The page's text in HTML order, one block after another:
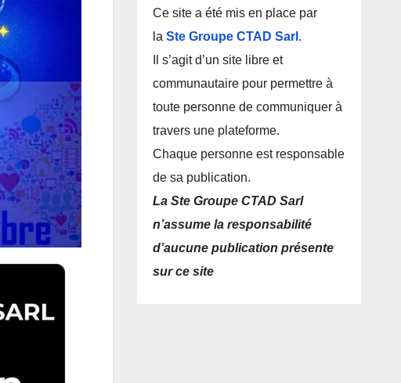
Ce site a été mis en place par
la Ste Groupe CTAD Sarl .
Il s’agit d’un site libre et
communautaire pour permettre à
toute personne de communiquer à
travers une plateforme.
Chaque personne est responsable
de sa publication.
La Ste Groupe CTAD Sarl
n’assume la responsabilité
d’aucune publication présente
sur ce site